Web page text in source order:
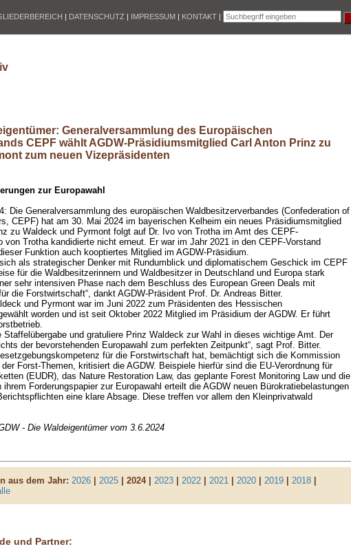
| DATENSCHUTZ | IMPRESSUM | KONTAKT |
Generalversammlung des Europäischen
CEPF wählt AGDW-Präsidiumsmitglied Carl Anton Prinz zu
zum neuen Vizepräsidenten
zur Europawahl
Die Generalversammlung des europäischen Waldbesitzerverbandes (Confederation of
CEPF) hat am 30. Mai 2024 im bayerischen Kelheim ein neues Präsidiumsmitglied
zu Waldeck und Pyrmont folgt auf Dr. Ivo von Trotha im Amt des CEPF-
von Trotha kandidierte nicht erneut. Er war im Jahr 2021 in den CEPF-Vorstand
Funktion auch kooptiertes Mitglied im AGDW-Präsidium.
sich als strategischer Denker mit Rundumblick und diplomatischem Geschick im CEPF
für die Waldbesitzerinnern und Waldbesitzer in Deutschland und Europa stark
sehr intensiven Phase nach dem Beschluss des European Green Deals mit
die Forstwirtschaft“, dankt AGDW-Präsident Prof. Dr. Andreas Bitter.
und Pyrmont war im Juni 2022 zum Präsidenten des Hessischen
worden und ist seit Oktober 2022 Mitglied im Präsidium der AGDW. Er führt
Staffelübergabe und gratuliere Prinz Waldeck zur Wahl in dieses wichtige Amt. Der
der bevorstehenden Europawahl zum perfekten Zeitpunkt“, sagt Prof. Bitter.
für die Forstwirtschaft hat, bemächtigt sich die Kommission
Forst-Themen, kritisiert die AGDW. Beispiele hierfür sind die EU-Verordnung für
(EUDR), das Nature Restoration Law, das geplante Forest Monitoring Law und die
ihrem Forderungspapier zur Europawahl erteilt die AGDW neuen Bürokratiebelastungen
eine klare Absage. Diese treffen vor allem den Kleinprivatwald
- Die Waldeigentümer vom 3.6.2024
aus dem Jahr: 2026| 2025| 2024 | 2023| 2022| 2021| 2020| 2019| 2018|
und Partner: